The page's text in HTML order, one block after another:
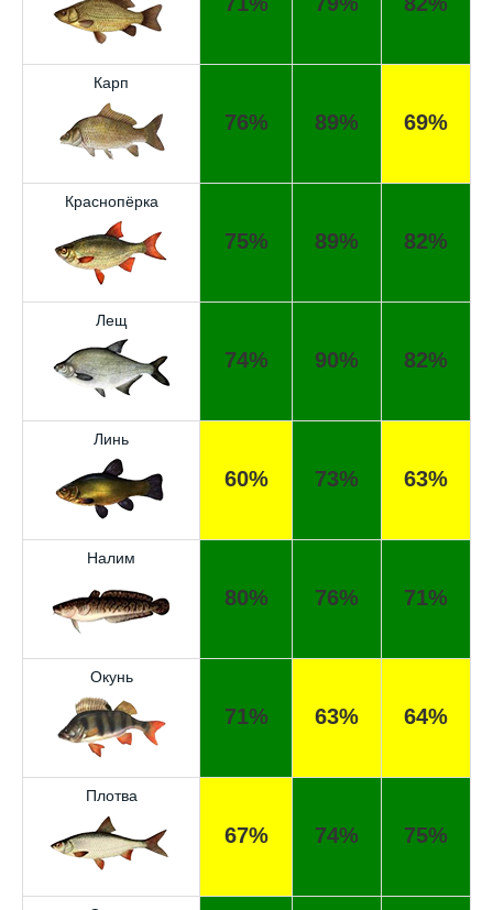
Карп
76% 89% 69%
Краснопёрка
75% 89% 82%
Лещ
74% 90% 82%
Линь
60% 73% 63%
Налим
80% 76% 71%
Окунь
71% 63% 64%
Плотва
67% 74% 75%
Отличный прогноз клёва! Сегодня поймал
щуку весом 5 кг.
Спасибо за прогноз, сегодня уловил карпа
и окуня!
Прогноз оказался точным, поймал много
налима на реке.